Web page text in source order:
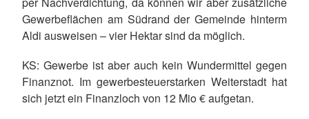
Gewerbeflächen am Südrand der Gemeinde hinterm
Aldi ausweisen – vier Hektar sind da möglich.
KS: Gewerbe ist aber auch kein Wundermittel gegen
Finanznot. Im gewerbesteuerstarken Weiterstadt hat
sich jetzt ein Finanzloch von 12 Mio € aufgetan.